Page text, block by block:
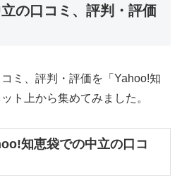
の口コミ、評判・評価
ミ、評判・評価を「Yahoo!知
ト上から集めてみました。
知恵袋での中立の口コ